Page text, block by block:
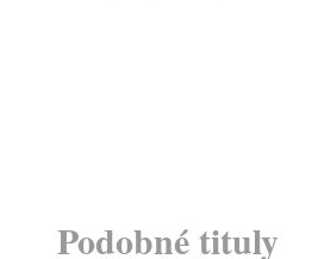
Podobné tituly